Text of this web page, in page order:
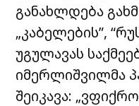
განახლდება
„კაბელების”,
უგულავას
იმერლიშვილმა
შეიკავა: